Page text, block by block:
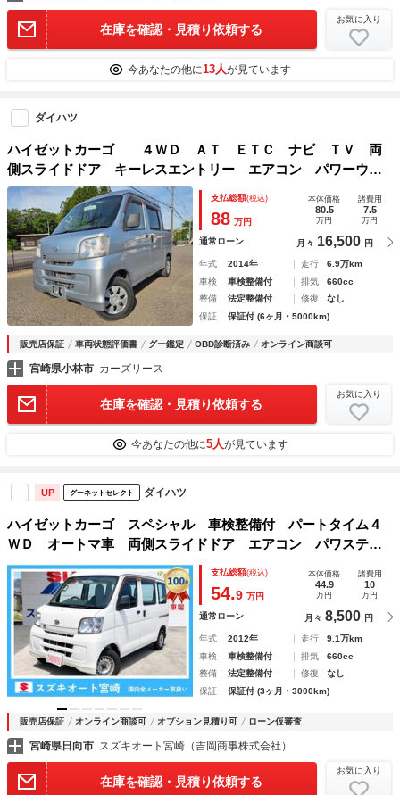
在庫を確認・見積り依頼する
お気に入り
今あなたの他に13人が見ています
ダイハツ
ハイゼットカーゴ ４ＷＤ ＡＴ ＥＴＣ ナビ ＴＶ 両
側スライドドア キーレスエントリー エアコン パワーウィ
ンドウ 運転席エアバッグ 助手席エアバッグ ＣＤ Ｂｌｕ
ｅｔｏｏｔｈ
支払総額(税込)
88 万円
本体価格
80.5
万円
諸費用
7.5
万円
通常ローン 月々 16,500 円
年式 2014年 走行
6.9万km
車検
車検整備付 排気
660cc
整備
法定整備付 修復
なし
保証
保証付 (6ヶ月・5000km)
販売店保証 車両状態評価書 グー鑑定 OBD診断済み オンライン商談可
宮崎県小林市 カーズリース
在庫を確認・見積り依頼する
お気に入り
今あなたの他に5人が見ています
UP グーネットセレクト ダイハツ
ハイゼットカーゴ スペシャル 車検整備付 パートタイム４
ＷＤ オートマ車 両側スライドドア エアコン パワステ
パワーウインド エアバック
支払総額(税込)
54.9 万円
本体価格
44.9
万円
諸費用
10
万円
通常ローン 月々 8,500 円
年式 2012年 走行
9.1万km
車検
車検整備付 排気
660cc
整備
法定整備付 修復
なし
保証
保証付 (3ヶ月・3000km)
販売店保証 オンライン商談可 オプション見積り可 ローン仮審査
宮崎県日向市 スズキオート宮崎（吉岡商事株式会社）
在庫を確認・見積り依頼する
お気に入り